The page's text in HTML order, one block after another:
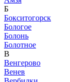
Б
Бокситогорск
Бологое
Болонь
Болотное
В
Венгерово
Венев